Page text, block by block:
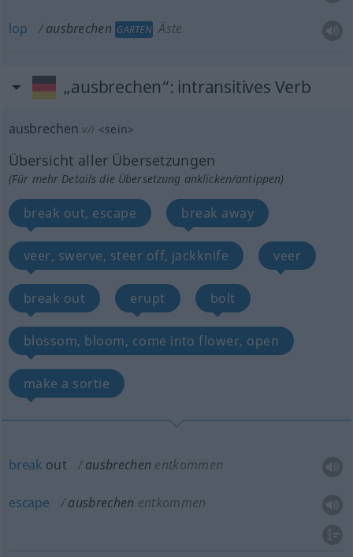
lop ausbrechen GARTEN Äste
„ausbrechen“: intransitives Verb
ausbrechen v/i <sein>
Übersicht aller Übersetzungen
(Für mehr Details die Übersetzung anklicken/antippen)
break out, escape break away
veer, swerve, steer off, jackknife veer
break out erupt bolt
blossom, bloom, come into flower, open
make a sortie
break out ausbrechen entkommen
escape ausbrechen entkommen